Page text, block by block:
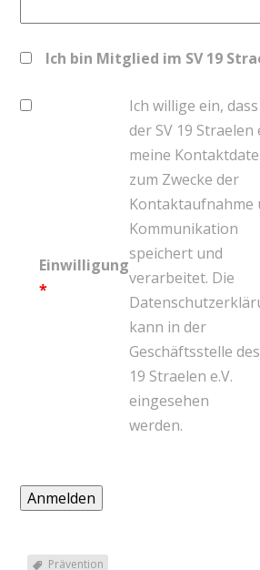
Ich bin Mitglied im SV 19
Einwilligung
*
Ich willige ein, dass
der SV 19 Straelen
meine
zum Zwecke der
Kontaktaufnahme
Kommunikation
speichert und
verarbeitet. Die
kann in der
Geschäftsstelle
19 Straelen e.V.
eingesehen
werden.
Prävention